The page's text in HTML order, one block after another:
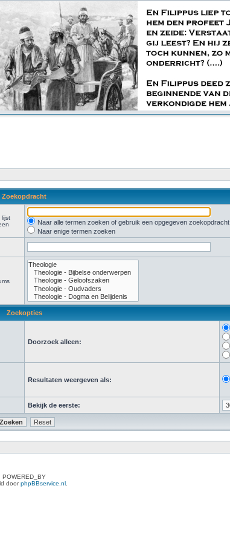
Zoekopdracht
lijst
Naar alle termen zoeken of gebruik een opgegeven zoekopdracht
Naar enige termen zoeken
Zoekopties
Doorzoek alleen:
Resultaten weergeven als:
Bekijk de eerste:
POWERED_BY
doorphpBBservice.nl.